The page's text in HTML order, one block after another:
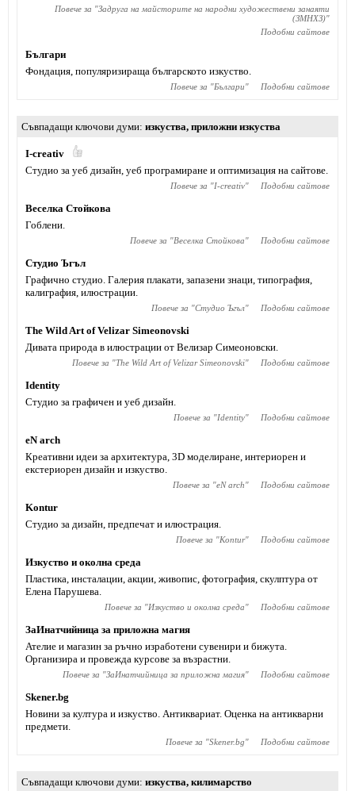
Повече за "Задруга на майсторите на народни художествени занаяти
(ЗМНХЗ)"
Подобни сайтове
Българи
Фондация, популяризираща българското изкуство.
Повече за "Българи" Подобни сайтове
Съвпадащи ключови думи изкуства, приложни изкуства
I-creativ
Студио за уеб дизайн, уеб програмиране и оптимизация на сайтове.
Повече за "I-creativ" Подобни сайтове
Веселка Стойкова
Гоблени.
Повече за "Веселка Стойкова" Подобни сайтове
Студио Ъгъл
Графично студио. Галерия плакати, запазени знаци, типография,
калиграфия, илюстрации.
Повече за "Студио Ъгъл" Подобни сайтове
The Wild Art of Velizar Simeonovski
Дивата природа в илюстрации от Велизар Симеоновски.
Повече за "The Wild Art of Velizar Simeonovski" Подобни сайтове
Identity
Студио за графичен и уеб дизайн.
Повече за "Identity" Подобни сайтове
eN arch
Креативни идеи за архитектура, 3D моделиране, интериорен и
екстериорен дизайн и изкуство.
Повече за "eN arch" Подобни сайтове
Kontur
Студио за дизайн, предпечат и илюстрация.
Повече за "Kontur" Подобни сайтове
Изкуство и околна среда
Пластика, инсталации, акции, живопис, фотография, скулптура от
Елена Парушева.
Повече за "Изкуство и околна среда" Подобни сайтове
ЗаИнатчийница за приложна магия
Ателие и магазин за ръчно изработени сувенири и бижута.
Организира и провежда курсове за възрастни.
Повече за "ЗаИнатчийница за приложна магия" Подобни сайтове
Skener.bg
Новини за култура и изкуство. Антиквариат. Оценка на антикварни
предмети.
Повече за "Skener.bg" Подобни сайтове
Съвпадащи ключови думи изкуства, килимарство